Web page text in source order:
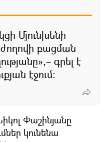
Մյունխենի
բացման
գրել է
էջում:
Փաշինյանը
կունենա